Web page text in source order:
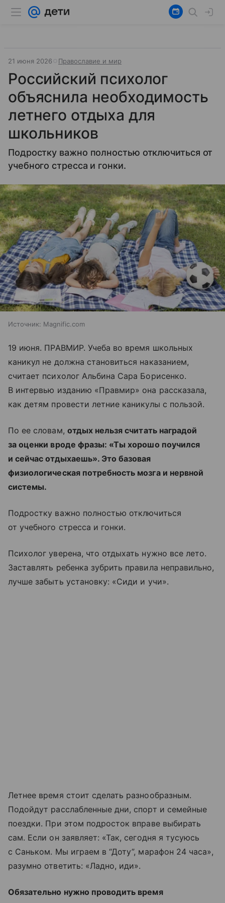
21 июня 2026 Православие и мир
Российский психолог
объяснила необходимость
летнего отдыха для
школьников
Подростку важно полностью отключиться от
учебного стресса и гонки.
Источник: Magnific.com
19 июня. ПРАВМИР. Учеба во время школьных
каникул не должна становиться наказанием,
считает психолог Альбина Сара Борисенко.
В интервью изданию «Правмир» она рассказала,
как детям провести летние каникулы с пользой.
По ее словам, отдых нельзя считать наградой
за оценки вроде фразы: «Ты хорошо поучился
и сейчас отдыхаешь». Это базовая
физиологическая потребность мозга и нервной
системы.
Подростку важно полностью отключиться
от учебного стресса и гонки.
Психолог уверена, что отдыхать нужно все лето.
Заставлять ребенка зубрить правила неправильно,
лучше забыть установку: «Сиди и учи».
Летнее время стоит сделать разнообразным.
Подойдут расслабленные дни, спорт и семейные
поездки. При этом подросток вправе выбирать
сам. Если он заявляет: «Так, сегодня я тусуюсь
с Саньком. Мы играем в “Доту”, марафон 24 часа»,
разумно ответить: «Ладно, иди».
Обязательно нужно проводить время